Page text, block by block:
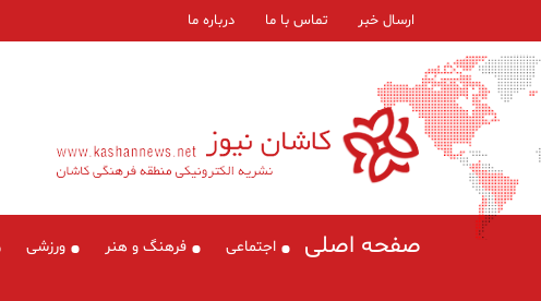
ارسال خبر تماس با ما درباره ما
صفحه اصلی اجتماعی فرهنگ و هنر ورزشی